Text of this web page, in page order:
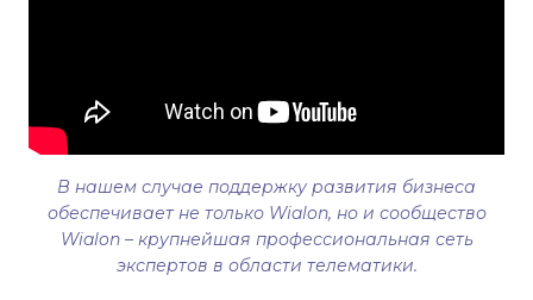
В нашем случае поддержку развития бизнеса
обеспечивает не только Wialon, но и сообщество
Wialon – крупнейшая профессиональная сеть
экспертов в области телематики.